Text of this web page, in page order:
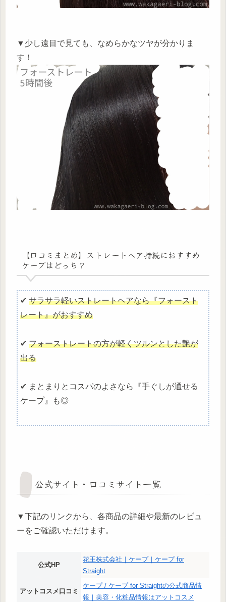
▼少し遠目で見ても、なめらかなツヤが分かりま
す！
【口コミまとめ】ストレートヘア持続におすすめ
ケープはどっち？
✔ サラサラ軽いストレートヘアなら『フォースト
レート』がおすすめ
✔ フォーストレートの方が軽くツルンとした艶が
出る
✔ まとまりとコスパのよさなら『手ぐしが通せる
ケープ』も◎
​公式サイト・口コミサイト一覧
​▼下記のリンクから、各商品の詳細や最新のレビュ
ーをご確認いただけます。
公式HP
花王株式会社｜ケープ｜ケープ for
Straight
アットコスメ口コミ
ケープ / ケープ for Straightの公式商品情
報｜美容・化粧品情報はアットコスメ